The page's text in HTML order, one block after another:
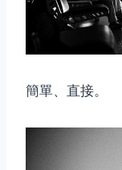
簡單、直接。